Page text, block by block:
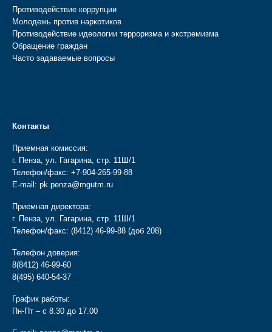
Противодействие коррупции
Молодежь против наркотиков
Противодействие идеологии терроризма и экстремизма
Обращение граждан
Часто задаваемые вопросы
Контакты
Приемная комиссия:
г. Пенза, ул. Гагарина, стр. 11Ш/1
Телефон/факс: +7-904-265-99-88
E-mail: pk.penza@mgutm.ru
Приемная директора:
г. Пенза, ул. Гагарина, стр. 11Ш/1
Телефон/факс: (8412) 46-99-88 (доб 208)
Телефон доверия:
8(8412) 46-99-60
8(495) 640-54-37
График работы:
Пн-Пт – с 8.30 до 17.00